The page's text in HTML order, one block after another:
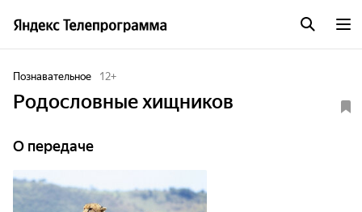
Познавательное 12+
Родословные хищников
О передаче